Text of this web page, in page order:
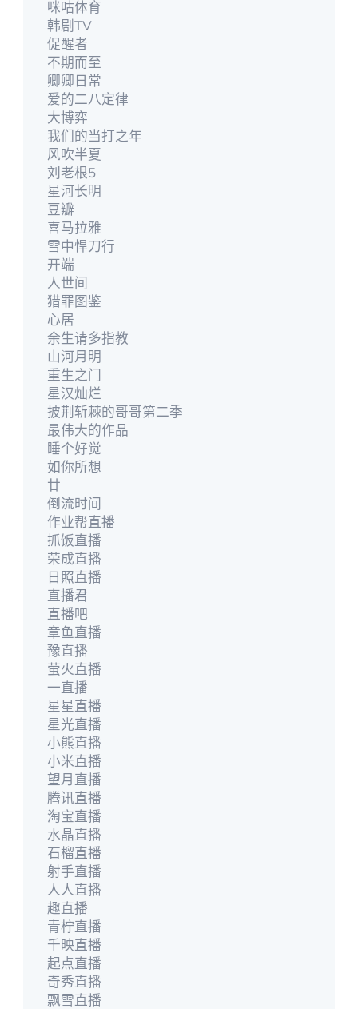
咪咕体育
韩剧TV
促醒者
不期而至
卿卿日常
爱的二八定律
大博弈
我们的当打之年
风吹半夏
刘老根5
星河长明
豆瓣
喜马拉雅
雪中悍刀行
开端
人世间
猎罪图鉴
心居
余生请多指教
山河月明
重生之门
星汉灿烂
披荆斩棘的哥哥第二季
最伟大的作品
睡个好觉
如你所想
廿
倒流时间
作业帮直播
抓饭直播
荣成直播
日照直播
直播君
直播吧
章鱼直播
豫直播
萤火直播
一直播
星星直播
星光直播
小熊直播
小米直播
望月直播
腾讯直播
淘宝直播
水晶直播
石榴直播
射手直播
人人直播
趣直播
青柠直播
千映直播
起点直播
奇秀直播
飘雪直播